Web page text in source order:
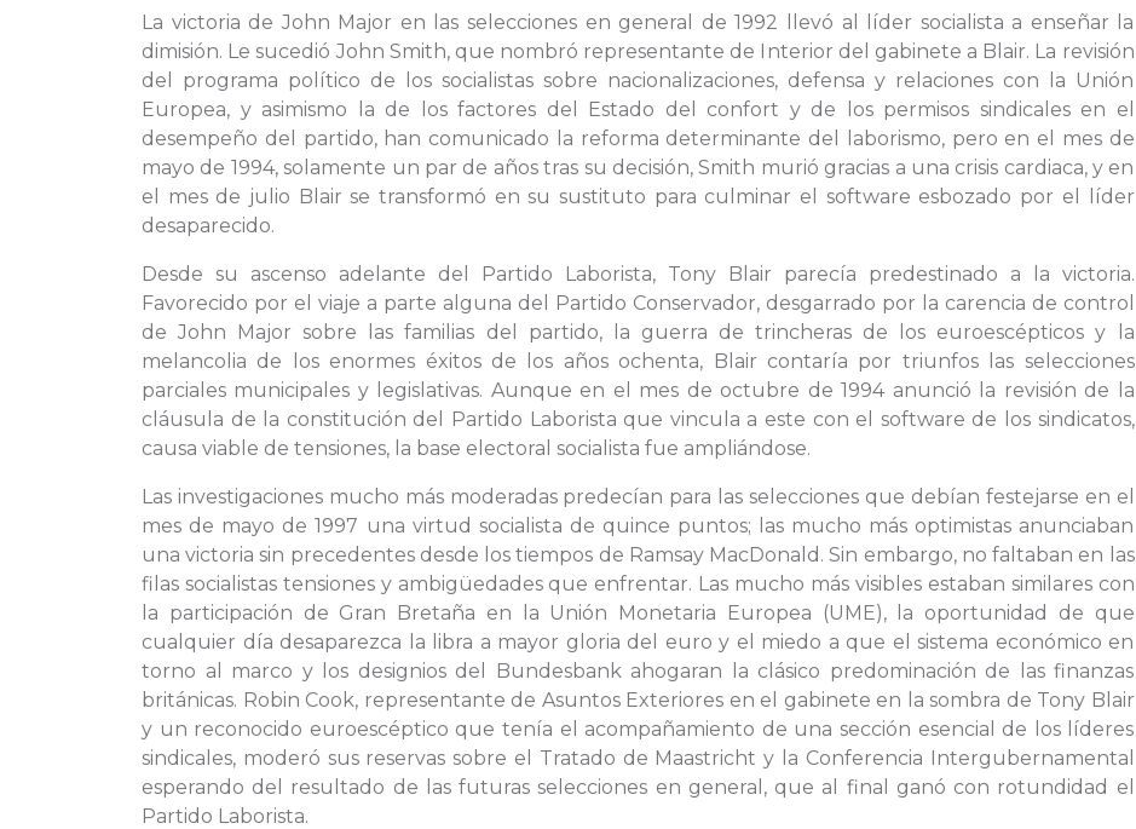
La victoria de John Major en las selecciones en general de 1992 llevó al líder socialista a enseñar la
dimisión. Le sucedió John Smith, que nombró representante de Interior del gabinete a Blair. La revisión
del programa político de los socialistas sobre nacionalizaciones, defensa y relaciones con la Unión
Europea, y asimismo la de los factores del Estado del confort y de los permisos sindicales en el
desempeño del partido, han comunicado la reforma determinante del laborismo, pero en el mes de
mayo de 1994, solamente un par de años tras su decisión, Smith murió gracias a una crisis cardiaca, y en
el mes de julio Blair se transformó en su sustituto para culminar el software esbozado por el líder
desaparecido.
Desde su ascenso adelante del Partido Laborista, Tony Blair parecía predestinado a la victoria.
Favorecido por el viaje a parte alguna del Partido Conservador, desgarrado por la carencia de control
de John Major sobre las familias del partido, la guerra de trincheras de los euroescépticos y la
melancolia de los enormes éxitos de los años ochenta, Blair contaría por triunfos las selecciones
parciales municipales y legislativas. Aunque en el mes de octubre de 1994 anunció la revisión de la
cláusula de la constitución del Partido Laborista que vincula a este con el software de los sindicatos,
causa viable de tensiones, la base electoral socialista fue ampliándose.
Las investigaciones mucho más moderadas predecían para las selecciones que debían festejarse en el
mes de mayo de 1997 una virtud socialista de quince puntos; las mucho más optimistas anunciaban
una victoria sin precedentes desde los tiempos de Ramsay MacDonald. Sin embargo, no faltaban en las
filas socialistas tensiones y ambigüedades que enfrentar. Las mucho más visibles estaban similares con
la participación de Gran Bretaña en la Unión Monetaria Europea (UME), la oportunidad de que
cualquier día desaparezca la libra a mayor gloria del euro y el miedo a que el sistema económico en
torno al marco y los designios del Bundesbank ahogaran la clásico predominación de las finanzas
británicas. Robin Cook, representante de Asuntos Exteriores en el gabinete en la sombra de Tony Blair
y un reconocido euroescéptico que tenía el acompañamiento de una sección esencial de los líderes
sindicales, moderó sus reservas sobre el Tratado de Maastricht y la Conferencia Intergubernamental
esperando del resultado de las futuras selecciones en general, que al final ganó con rotundidad el
Partido Laborista.